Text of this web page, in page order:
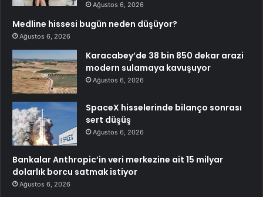
Ağustos 6, 2026
Medline hissesi bugün neden düşüyor?
Ağustos 6, 2026
Karacabey’de 38 bin 850 dekar arazi
modern sulamaya kavuşuyor
Ağustos 6, 2026
SpaceX hisselerinde bilanço sonrası
sert düşüş
Ağustos 6, 2026
Bankalar Anthropic’in veri merkezine ait 15 milyar
dolarlık borcu satmak istiyor
Ağustos 6, 2026